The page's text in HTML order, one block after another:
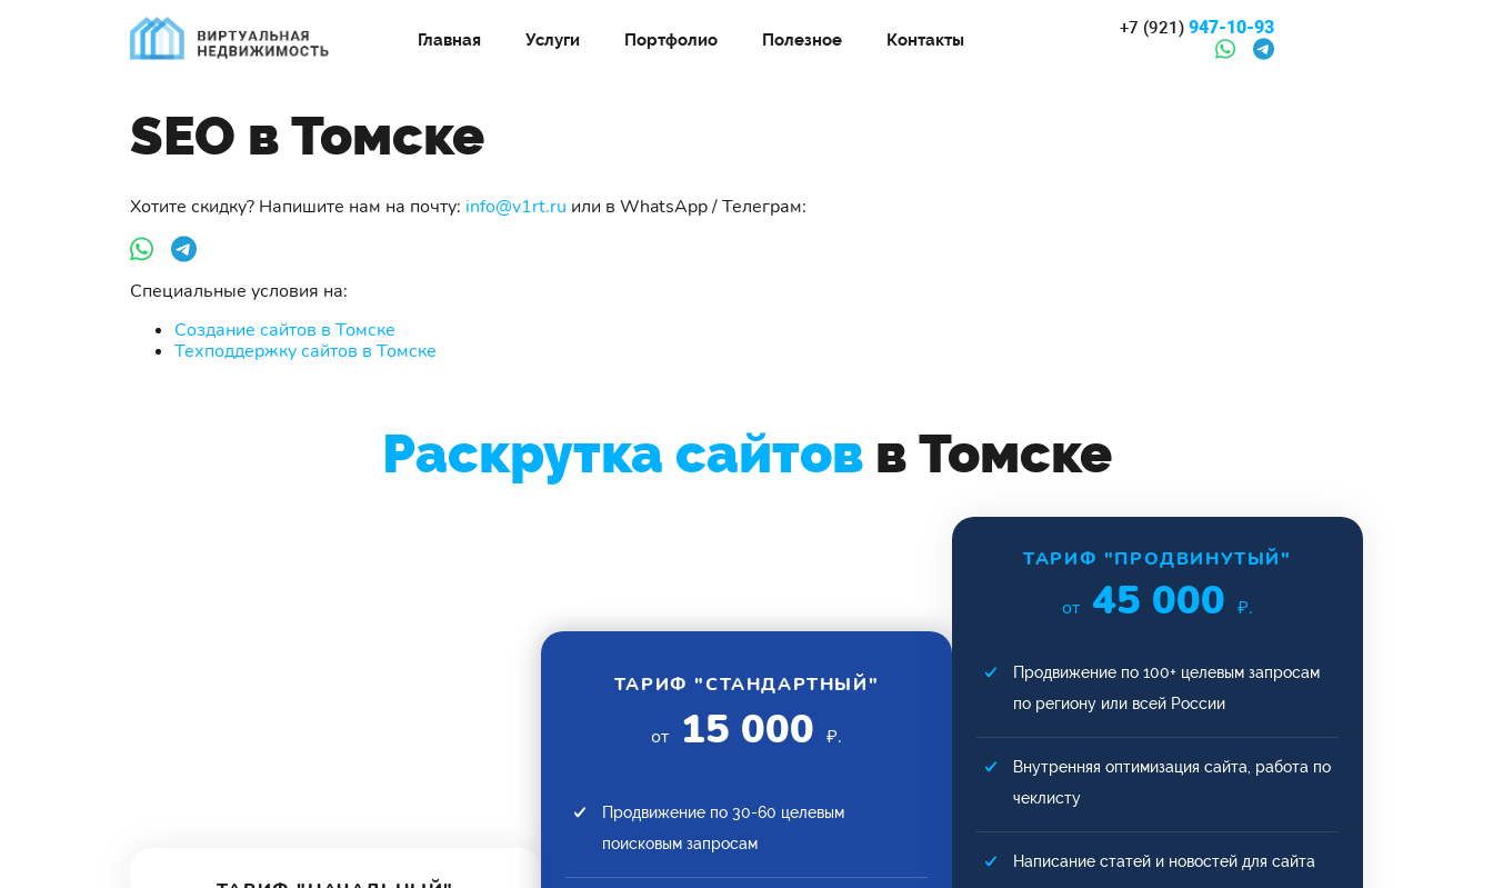
Главная Услуги Портфолио Полезное Контакты
+7 (921) 947-10-93
SEO в Томске
Хотите скидку? Напишите нам на почту: info@v1rt.ru или в WhatsApp / Телеграм:
Специальные условия на:
Создание сайтов в Томске
Техподдержку сайтов в Томске
Раскрутка сайтовв Томске
ТАРИФ "СТАНДАРТНЫЙ"
от 15 000 ₽.
Продвижение по 30-60 целевым
поисковым запросам
ТАРИФ "ПРОДВИНУТЫЙ"
от 45 000 ₽.
Продвижение по 100+ целевым запросам
по региону или всей России
Внутренняя оптимизация сайта, работа по
чеклисту
Написание статей и новостей для сайта